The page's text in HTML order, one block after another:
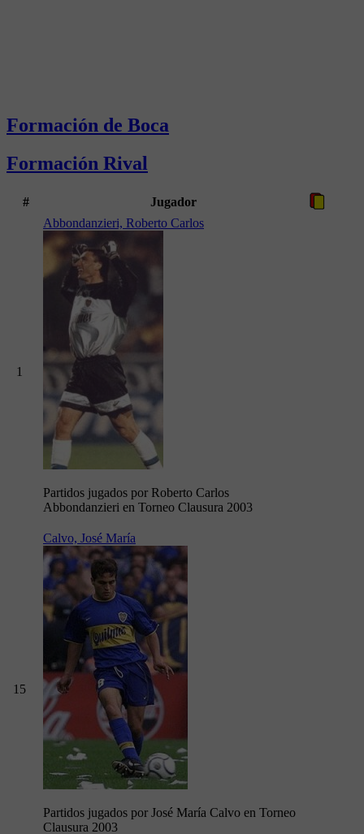
Formación de Boca
Formación Rival
# Jugador
1
Abbondanzieri, Roberto Carlos
Partidos jugados por Roberto Carlos
Abbondanzieri en Torneo Clausura 2003
15
Calvo, José María
Partidos jugados por José María Calvo en Torneo
Clausura 2003